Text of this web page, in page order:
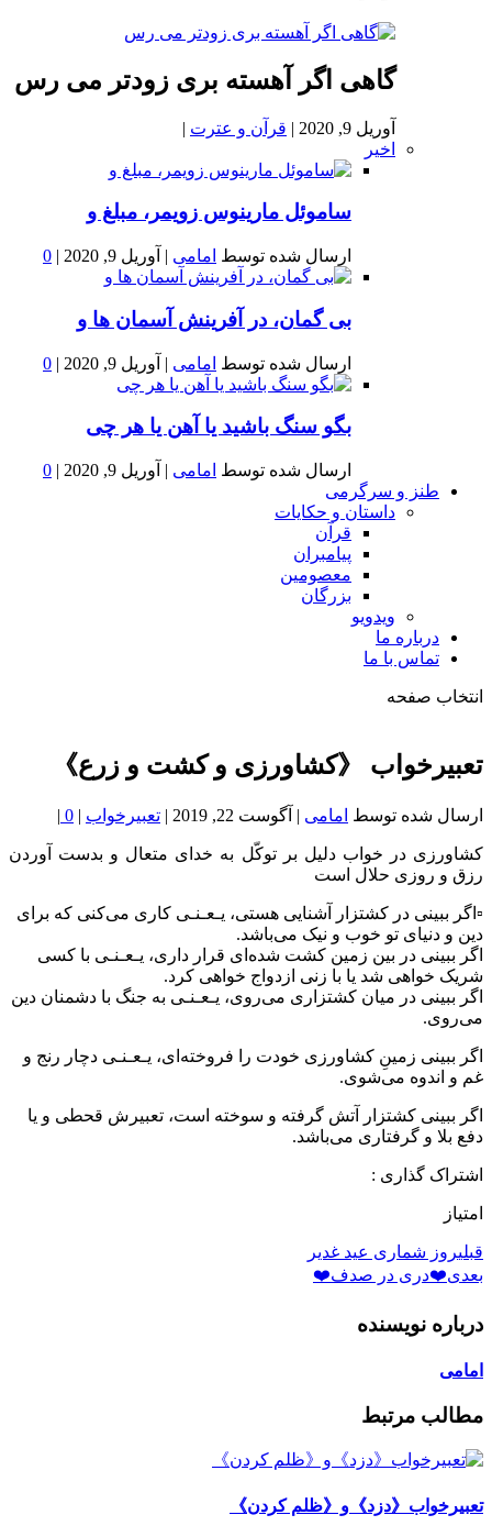
گاهی اگر آهسته بری زودتر می رس
آوریل 9, 2020 | قرآن و عترت |
اخیر
ساموئل مارینوس زویمر، مبلغ و
ارسال شده توسط امامی | آوریل 9, 2020 |
0
بى گمان، در آفرينش آسمان ها و
ارسال شده توسط امامی | آوریل 9, 2020 |
0
بگو سنگ باشید یا آهن یا هر چی
ارسال شده توسط امامی | آوریل 9, 2020 |
0
طنز و سرگرمی
داستان و حکایات
قرآن
پیامبران
معصومین
بزرگان
ویدویو
درباره ما
تماس با ما
انتخاب صفحه
خون
شمال
تعبیرخواب 《کشاورزی و کشت ‌و زرع》
ارسال شده توسط امامی | آگوست 22, 2019 | تعبیرخواب |
0
|
کشاورزی در خواب دلیل بر توکّل به خدای متعال و بدست آوردن
رزق و روزی حلال است
▫️اگر ببینی در کشتزار آشنایی هستی، یـعـنـی کاری می‌کنی که برای
دین و دنیای تو خوب و نیک می‌باشد.
اگر ببینی در بین زمین کشت شده‌ای قرار داری، یـعـنـی با کسی
شریک خواهی شد یا با زنی ازدواج خواهی کرد.
اگر ببینی در میان کشتزاری می‌روی، یـعـنـی به جنگ با دشمنان دین
می‌روی.
اگر ببینی زمینِ کشاورزی خودت را فروخته‌ای، یـعـنـی دچار رنج و
غم و اندوه می‌شوی.
اگر ببینی کشتزار آتش گرفته و سوخته است، تعبیرش قحطی و یا
دفع بلا و‌ گرفتاری می‌باشد.
اشتراک گذاری :
امتیاز
قبلیروز شماری عید غدیر
بعدی❤️دری در صدف❤️
درباره نویسنده
امامی
مطالب مرتبط
تعبیرخواب《دزد》و《ظلم کردن》